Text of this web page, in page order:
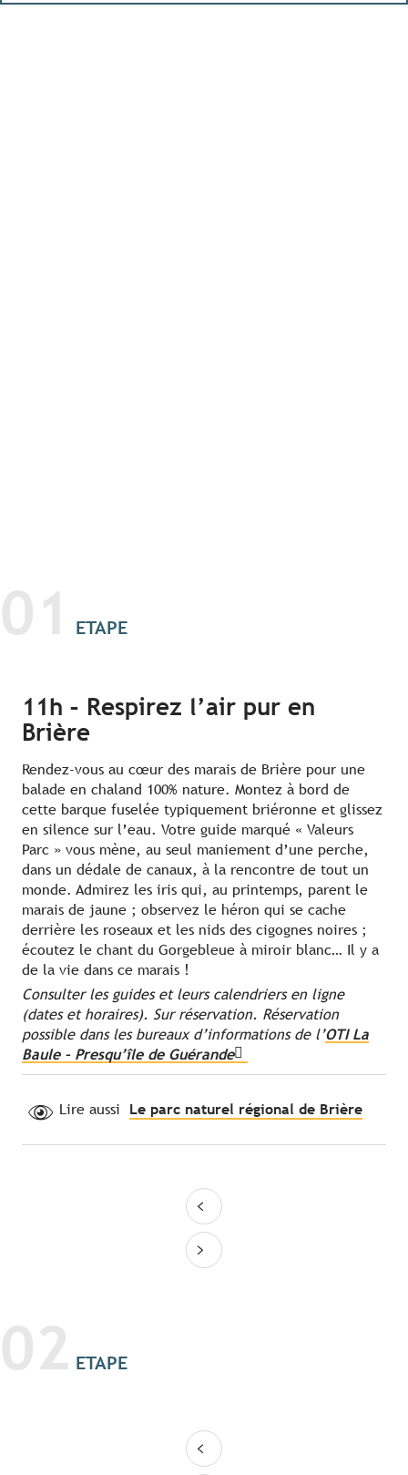
01 ETAPE
11h – Respirez l’air pur en
Brière
Rendez-vous au cœur des marais de Brière pour une
balade en chaland 100% nature. Montez à bord de
cette barque fuselée typiquement briéronne et glissez
en silence sur l’eau. Votre guide marqué « Valeurs
Parc » vous mène, au seul maniement d’une perche,
dans un dédale de canaux, à la rencontre de tout un
monde. Admirez les iris qui, au printemps, parent le
marais de jaune ; observez le héron qui se cache
derrière les roseaux et les nids des cigognes noires ;
écoutez le chant du Gorgebleue à miroir blanc… Il y a
de la vie dans ce marais !
Consulter les guides et leurs calendriers en ligne
(dates et horaires). Sur réservation. Réservation
possible dans les bureaux d’informations de l’OTI La
Baule – Presqu’île de Guérande
Lire aussi Le parc naturel régional de Brière
02 ETAPE